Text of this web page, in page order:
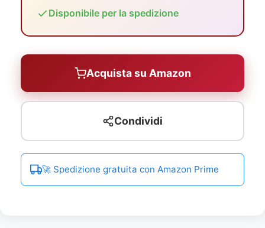
Disponibile per la spedizione
Acquista su Amazon
Condividi
🚀 Spedizione gratuita con Amazon Prime